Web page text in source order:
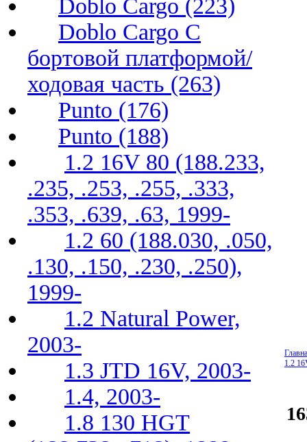
Doblo Cargo (223)
Doblo Cargo C
бортовой платформой/
ходовая часть (263)
Punto (176)
Punto (188)
1.2 16V 80 (188.233,
.235, .253, .255, .333,
.353, .639, .63, 1999-
1.2 60 (188.030, .050,
.130, .150, .230, .250),
1999-
1.2 Natural Power,
2003-
1.3 JTD 16V, 2003-
1.4, 2003-
1.8 130 HGT
1.2